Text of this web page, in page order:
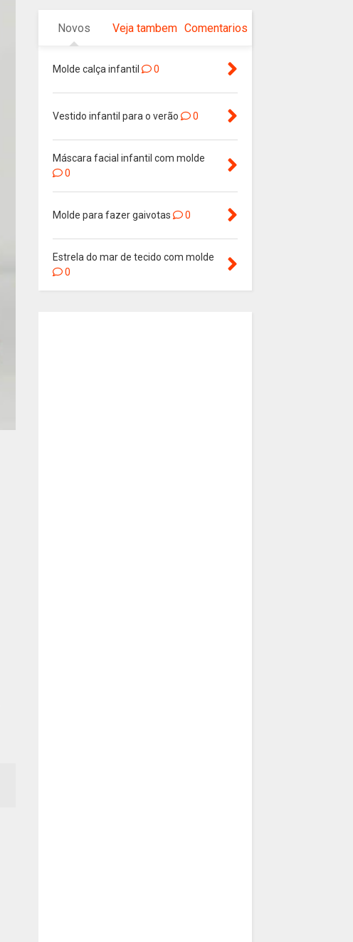
Novos Veja tambem Comentarios
Molde calça infantil 0
Vestido infantil para o verão 0
Máscara facial infantil com molde
0
Molde para fazer gaivotas 0
Estrela do mar de tecido com molde
0